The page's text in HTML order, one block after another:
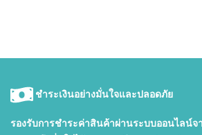
ชำระเงินอย่างมั่นใจและปลอดภัย
รองรับการชำระค่าสินค้าผ่านระบบออนไลน์